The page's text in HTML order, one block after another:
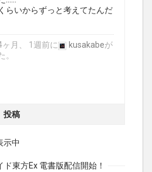
らいからずっと考えてたんだ
ヶ月、 1週前に kusakabeが
。
投稿
示中
東方Ex 電書版配信開始！